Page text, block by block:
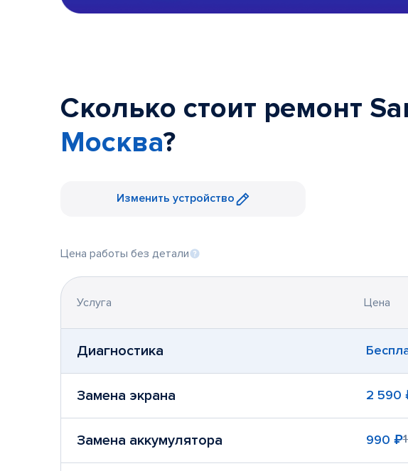
Сколько стоит ремонт
Москва?
Изменить устройство
Цена работы без детали
Услуга Цена
Диагностика
Замена экрана 2 590
Замена аккумулятора 990 ₽